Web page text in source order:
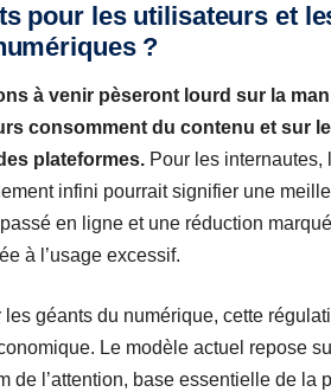
pour les utilisateurs et
?
à venir pèseront lourd sur la
consomment du contenu et sur le
plateformes. Pour les internautes,
infini pourrait signifier une
en ligne et une réduction
à l’usage excessif.
les géants du numérique, cette
Le modèle actuel repose
de l’attention, base essentielle de la